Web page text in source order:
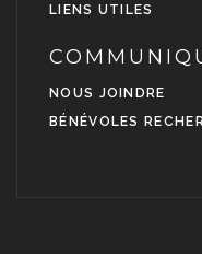
LIENS UTILES
NOUS JOINDRE
BÉNÉVOLES